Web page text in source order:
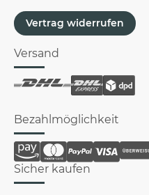
Vertrag widerrufen
Versand
Bezahlmöglichkeit
Sicher kaufen